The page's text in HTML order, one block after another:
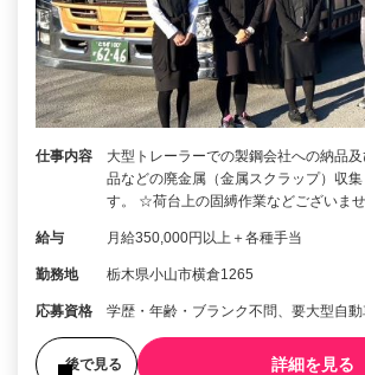
仕事内容
大型トレーラーでの製鋼会社への納品
品などの廃金属（金属スクラップ）収
す。 ☆荷台上の固縛作業などございま
給与 月給350,000円以上＋各種手当
勤務地 栃木県小山市横倉1265
応募資格 学歴・年齢・ブランク不問、要大型自
後で見る 詳細を見る